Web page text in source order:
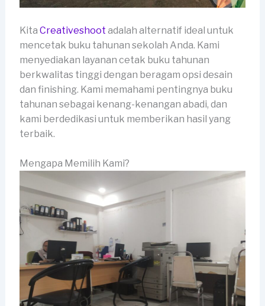
Kita Creativeshoot adalah alternatif ideal untuk
mencetak buku tahunan sekolah Anda. Kami
menyediakan layanan cetak buku tahunan
berkwalitas tinggi dengan beragam opsi desain
dan finishing. Kami memahami pentingnya buku
tahunan sebagai kenang-kenangan abadi, dan
kami berdedikasi untuk memberikan hasil yang
terbaik.
Mengapa Memilih Kami?